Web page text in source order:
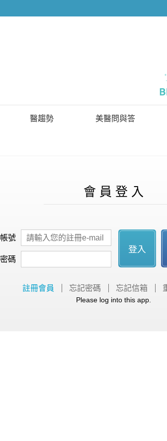
醫趨勢 美醫問與答
會 員 登 入
帳號
密碼
登入
註冊會員 忘記密碼 忘記信箱
Please log into this app.